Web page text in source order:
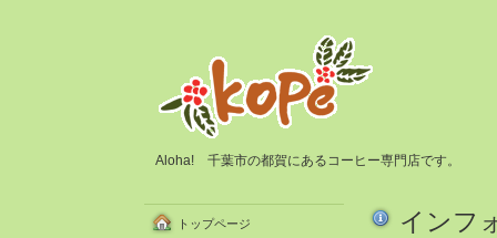
Aloha! 千葉市の都賀にあるコーヒー専門店です。
インフ
トップページ